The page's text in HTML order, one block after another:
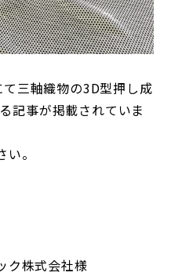
て三軸織物の3D型押し成
記事が掲載されていま
。
ク株式会社様